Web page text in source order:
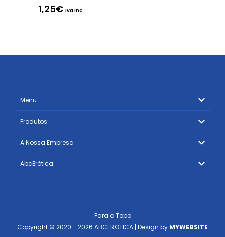
1,25€ Iva Inc.
Menu
Produtos
A Nossa Empresa
AbcErótica
Copyright © 2020 - 2026 ABCEROTICA | Design by MYWEBSITE
Para o Topo